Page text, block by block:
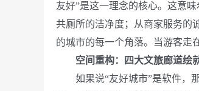
友好”是这一理念的核心。这意
共厕所的洁净度；从商家服务的
的城市的每一个角落。当游客走
空间重构：四大文旅廊道绘
如果说“友好城市”是软件，那